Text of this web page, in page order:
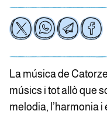
La música de
músics i tot allò que
melodia, l’harmonia i